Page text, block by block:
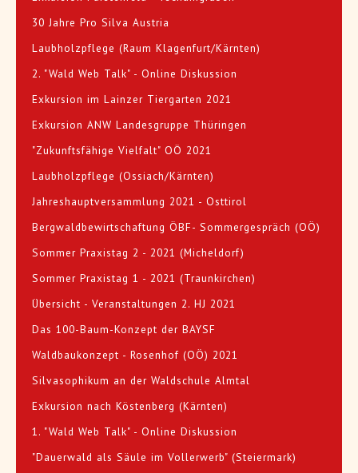
30 Jahre Pro Silva Austria
Laubholzpflege (Raum Klagenfurt/Kärnten)
2. "Wald Web Talk" - Online Diskussion
Exkursion im Lainzer Tiergarten 2021
Exkursion ANW Landesgruppe Thüringen
"Zukunftsfähige Vielfalt" OÖ 2021
Laubholzpflege (Ossiach/Kärnten)
Jahreshauptversammlung 2021 - Osttirol
Bergwaldbewirtschaftung ÖBF- Sommergespräch (OÖ)
Sommer Praxistag 2 - 2021 (Micheldorf)
Sommer Praxistag 1 - 2021 (Traunkirchen)
Übersicht - Veranstaltungen 2. HJ 2021
Das 100-Baum-Konzept der BAYSF
Waldbaukonzept - Rosenhof (OÖ) 2021
Silvasophikum an der Waldschule Almtal
Exkursion nach Köstenberg (Kärnten)
1. "Wald Web Talk" - Online Diskussion
"Dauerwald als Säule im Vollerwerb" (Steiermark)